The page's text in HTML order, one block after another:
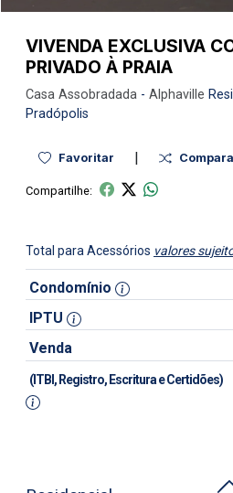
VIVENDA EXCLUSIVA
PRIVADO À PRAIA
Casa Assobradada - Alphaville
Pradópolis
Favoritar |
Compartilhe:
Total para Acessórios valores
Condomínio
IPTU
Venda
(ITBI, Registro, Escritura e Certidões)